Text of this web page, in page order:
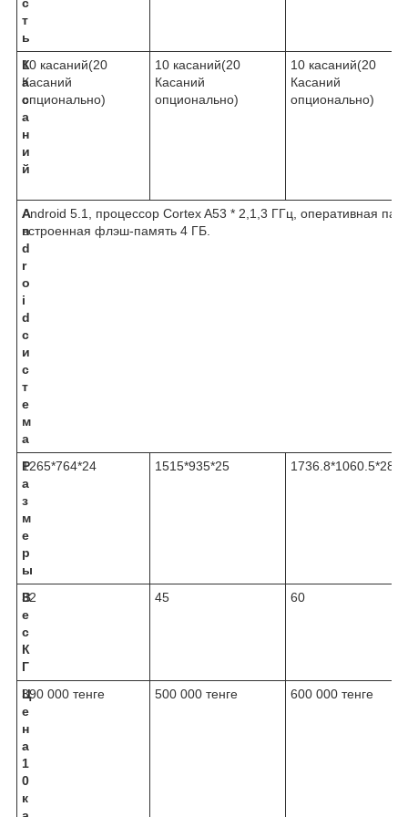
т
ь
К
а
с
а
н
и
й
10 касаний(20
Касаний
опционально)
10 касаний(20
Касаний
опционально)
10 касаний(20
Касаний
опционально)
A
n
d
r
o
i
d
с
и
с
т
е
м
а
Android 5.1, процессор Cortex A53 * 2,1,3 ГГц, оперативная
встроенная флэш-память 4 ГБ.
Р
а
з
м
е
р
ы
1265*764*24 1515*935*25 1736.8*1060.5*28
В
е
с
К
Г
32 45 60
Ц
е
н
а
1
0
к
390 000 тенге 500 000 тенге 600 000 тенге